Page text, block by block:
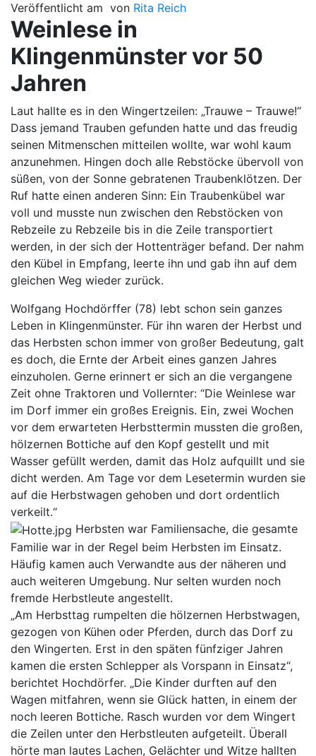
Veröffentlicht am von Rita Reich
Weinlese in
Klingenmünster vor 50
Jahren
Laut hallte es in den Wingertzeilen: „Trauwe – Trauwe!“
Dass jemand Trauben gefunden hatte und das freudig
seinen Mitmenschen mitteilen wollte, war wohl kaum
anzunehmen. Hingen doch alle Rebstöcke übervoll von
süßen, von der Sonne gebratenen Traubenklötzen. Der
Ruf hatte einen anderen Sinn: Ein Traubenkübel war
voll und musste nun zwischen den Rebstöcken von
Rebzeile zu Rebzeile bis in die Zeile transportiert
werden, in der sich der Hottenträger befand. Der nahm
den Kübel in Empfang, leerte ihn und gab ihn auf dem
gleichen Weg wieder zurück.
Wolfgang Hochdörffer (78) lebt schon sein ganzes
Leben in Klingenmünster. Für ihn waren der Herbst und
das Herbsten schon immer von großer Bedeutung, galt
es doch, die Ernte der Arbeit eines ganzen Jahres
einzuholen. Gerne erinnert er sich an die vergangene
Zeit ohne Traktoren und Vollernter: “Die Weinlese war
im Dorf immer ein großes Ereignis. Ein, zwei Wochen
vor dem erwarteten Herbsttermin mussten die großen,
hölzernen Bottiche auf den Kopf gestellt und mit
Wasser gefüllt werden, damit das Holz aufquillt und sie
dicht werden. Am Tage vor dem Lesetermin wurden sie
auf die Herbstwagen gehoben und dort ordentlich
verkeilt.“
Herbsten war Familiensache, die gesamte
Familie war in der Regel beim Herbsten im Einsatz.
Häufig kamen auch Verwandte aus der näheren und
auch weiteren Umgebung. Nur selten wurden noch
fremde Herbstleute angestellt.
„Am Herbsttag rumpelten die hölzernen Herbstwagen,
gezogen von Kühen oder Pferden, durch das Dorf zu
den Wingerten. Erst in den späten fünfziger Jahren
kamen die ersten Schlepper als Vorspann in Einsatz“,
berichtet Hochdörfer. „Die Kinder durften auf den
Wagen mitfahren, wenn sie Glück hatten, in einem der
noch leeren Bottiche. Rasch wurden vor dem Wingert
die Zeilen unter den Herbstleuten aufgeteilt. Überall
hörte man lautes Lachen, Gelächter und Witze hallten